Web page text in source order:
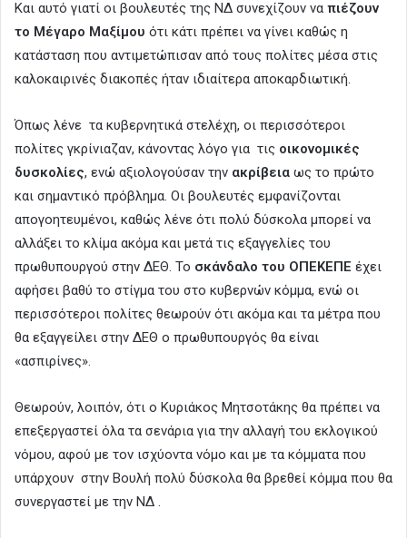
Και αυτό γιατί οι βουλευτές της ΝΔ συνεχίζουν να πιέζουν
το Μέγαρο Μαξίμου ότι κάτι πρέπει να γίνει καθώς η
κατάσταση που αντιμετώπισαν από τους πολίτες μέσα στις
καλοκαιρινές διακοπές ήταν ιδιαίτερα αποκαρδιωτική.
Όπως λένε τα κυβερνητικά στελέχη, οι περισσότεροι
πολίτες γκρίνιαζαν, κάνοντας λόγο για τις οικονομικές
δυσκολίες, ενώ αξιολογούσαν την ακρίβεια ως το πρώτο
και σημαντικό πρόβλημα. Οι βουλευτές εμφανίζονται
απογοητευμένοι, καθώς λένε ότι πολύ δύσκολα μπορεί να
αλλάξει το κλίμα ακόμα και μετά τις εξαγγελίες του
πρωθυπουργού στην ΔΕΘ. Το σκάνδαλο του ΟΠΕΚΕΠΕ έχει
αφήσει βαθύ το στίγμα του στο κυβερνών κόμμα, ενώ οι
περισσότεροι πολίτες θεωρούν ότι ακόμα και τα μέτρα που
θα εξαγγείλει στην ΔΕΘ ο πρωθυπουργός θα είναι
«ασπιρίνες».
Θεωρούν, λοιπόν, ότι ο Κυριάκος Μητσοτάκης θα πρέπει να
επεξεργαστεί όλα τα σενάρια για την αλλαγή του εκλογικού
νόμου, αφού με τον ισχύοντα νόμο και με τα κόμματα που
υπάρχουν στην Βουλή πολύ δύσκολα θα βρεθεί κόμμα που θα
συνεργαστεί με την ΝΔ .